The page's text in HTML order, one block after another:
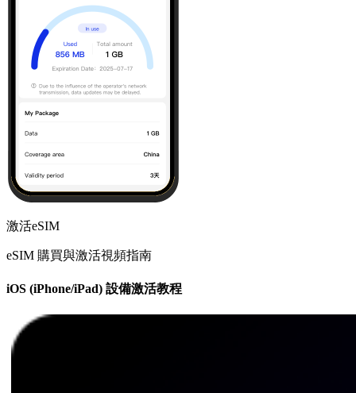
激活eSIM
eSIM 購買與激活視頻指南
iOS (iPhone/iPad) 設備激活教程